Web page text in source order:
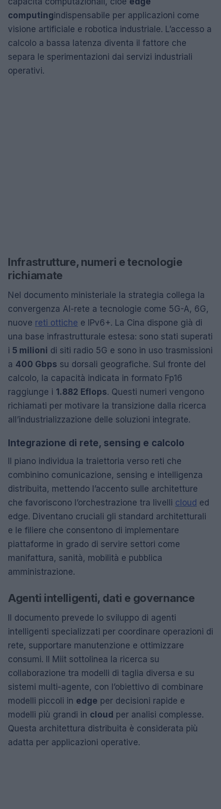
computingindispensabile per applicazioni come
visione artificiale e robotica industriale. L’accesso a
calcolo a bassa latenza diventa il fattore che
separa le sperimentazioni dai servizi industriali
operativi.
Infrastrutture, numeri e tecnologie
richiamate
Nel documento ministeriale la strategia collega la
convergenza AI-rete a tecnologie come 5G-A, 6G,
nuove reti ottiche e IPv6+. La Cina dispone già di
una base infrastrutturale estesa: sono stati superati
i 5 milioni di siti radio 5G e sono in uso trasmissioni
a 400 Gbps su dorsali geografiche. Sul fronte del
calcolo, la capacità indicata in formato Fp16
raggiunge i 1.882 Eflops. Questi numeri vengono
richiamati per motivare la transizione dalla ricerca
all’industrializzazione delle soluzioni integrate.
Integrazione di rete, sensing e calcolo
Il piano individua la traiettoria verso reti che
combinino comunicazione, sensing e intelligenza
distribuita, mettendo l’accento sulle architetture
che favoriscono l’orchestrazione tra livelli cloud ed
edge. Diventano cruciali gli standard architetturali
e le filiere che consentono di implementare
piattaforme in grado di servire settori come
manifattura, sanità, mobilità e pubblica
amministrazione.
Agenti intelligenti, dati e governance
Il documento prevede lo sviluppo di agenti
intelligenti specializzati per coordinare operazioni di
rete, supportare manutenzione e ottimizzare
consumi. Il Miit sottolinea la ricerca su
collaborazione tra modelli di taglia diversa e su
sistemi multi-agente, con l’obiettivo di combinare
modelli piccoli in edge per decisioni rapide e
modelli più grandi in cloud per analisi complesse.
Questa architettura distribuita è considerata più
adatta per applicazioni operative.